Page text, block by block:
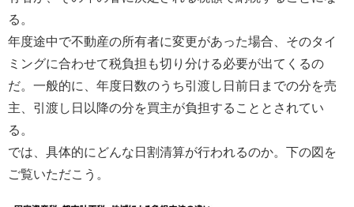
る。
年度途中で不動産の所有者に変更があった場合、そのタイ
ミングに合わせて税負担も切り分ける必要が出てくるの
だ。一般的に、年度日数のうち引渡し日前日までの分を売
主、引渡し日以降の分を買主が負担することとされてい
る。
では、具体的にどんな日割清算が行われるのか。下の図を
ご覧いただこう。